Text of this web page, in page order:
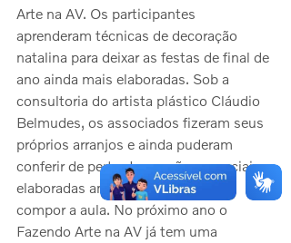
Arte na AV. Os participantes
aprenderam técnicas de decoração
natalina para deixar as festas de final de
ano ainda mais elaboradas. Sob a
consultoria do artista plástico Cláudio
Belmudes, os associados fizeram seus
próprios arranjos e ainda puderam
conferir de perto decorações especiais,
elaboradas antecipadamente para
compor a aula. No próximo ano o
Fazendo Arte na AV já tem uma